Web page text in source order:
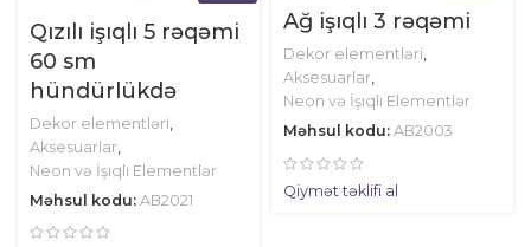
Qızılı işıqlı 5 rəqəmi
60 sm
hündürlükdə
Dekor elementləri,
Aksesuarlar,
Neon və İşıqlı Elementlər
Məhsul kodu: AB2021
Ağ işıqlı 3 rəqəmi
Dekor elementləri,
Aksesuarlar,
Neon və İşıqlı Elementlər
Məhsul kodu: AB2003
Qiymət təklifi al